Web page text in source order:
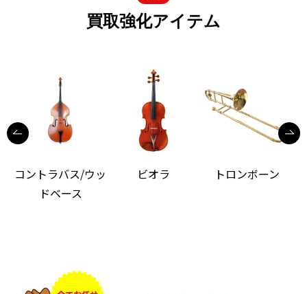
買取強化アイテム
コントラバス/ウッ
ドベース
ビオラ トロンボーン